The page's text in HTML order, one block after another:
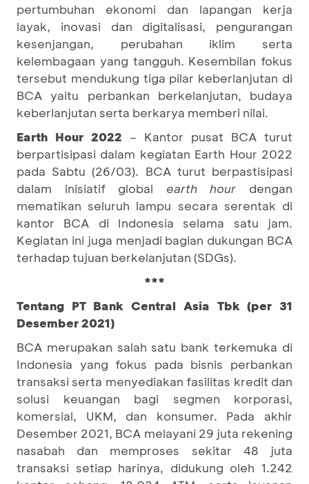
pertumbuhan ekonomi dan lapangan kerja
layak, inovasi dan digitalisasi, pengurangan
kesenjangan, perubahan iklim serta
kelembagaan yang tangguh. Kesembilan fokus
tersebut mendukung tiga pilar keberlanjutan di
BCA yaitu perbankan berkelanjutan, budaya
keberlanjutan serta berkarya memberi nilai.
Earth Hour 2022 – Kantor pusat BCA turut
berpartisipasi dalam kegiatan Earth Hour 2022
pada Sabtu (26/03). BCA turut berpastisipasi
dalam inisiatif global earth hour dengan
mematikan seluruh lampu secara serentak di
kantor BCA di Indonesia selama satu jam.
Kegiatan ini juga menjadi bagian dukungan BCA
terhadap tujuan berkelanjutan (SDGs).
***
Tentang PT Bank Central Asia Tbk (per 31
Desember 2021)
BCA merupakan salah satu bank terkemuka di
Indonesia yang fokus pada bisnis perbankan
transaksi serta menyediakan fasilitas kredit dan
solusi keuangan bagi segmen korporasi,
komersial, UKM, dan konsumer. Pada akhir
Desember 2021, BCA melayani 29 juta rekening
nasabah dan memproses sekitar 48 juta
transaksi setiap harinya, didukung oleh 1.242